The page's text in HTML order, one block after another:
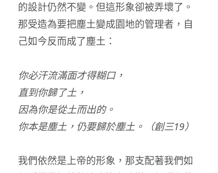
的設計仍然不變。但這形象卻被弄壞了。
那受造為要把塵土變成園地的管理者，自
己如今反而成了塵土：
你必汗流滿面才得糊口，
直到你歸了土，
因為你是從土而出的。
你本是塵土，仍要歸於塵土。（創三19）
我們依然是上帝的形象，那支配著我們如